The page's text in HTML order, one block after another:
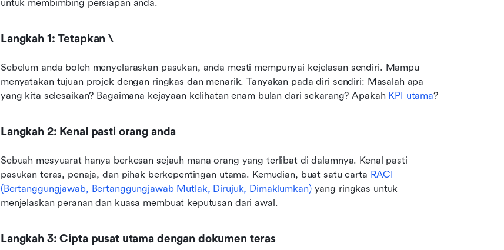
untuk membimbing persiapan anda.
Langkah 1: Tetapkan \
Sebelum anda boleh menyelaraskan pasukan, anda mesti mempunyai kejelasan sendiri. Mampu
menyatakan tujuan projek dengan ringkas dan menarik. Tanyakan pada diri sendiri: Masalah apa
yang kita selesaikan? Bagaimana kejayaan kelihatan enam bulan dari sekarang? Apakah KPI utama?
Langkah 2: Kenal pasti orang anda
Sebuah mesyuarat hanya berkesan sejauh mana orang yang terlibat di dalamnya. Kenal pasti
pasukan teras, penaja, dan pihak berkepentingan utama. Kemudian, buat satu carta RACI
(Bertanggungjawab, Bertanggungjawab Mutlak, Dirujuk, Dimaklumkan) yang ringkas untuk
menjelaskan peranan dan kuasa membuat keputusan dari awal.
Langkah 3: Cipta pusat utama dengan dokumen teras